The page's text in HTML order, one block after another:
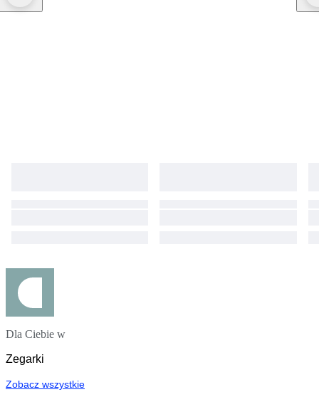
Dla Ciebie w
Zegarki
Zobacz wszystkie